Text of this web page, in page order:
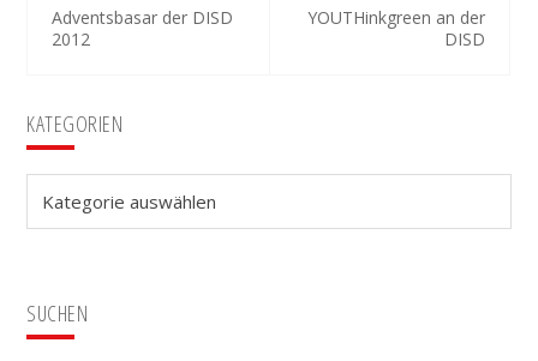
Adventsbasar der DISD
2012
YOUTHinkgreen an der
DISD
Seitenspalte
KATEGORIEN
SUCHEN